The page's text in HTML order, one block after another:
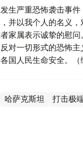
生严重恐怖袭击事
并以我个人的名义
家属表示诚挚的慰问。
对一切形式的恐怖
国人民生命安全。（
哈萨克斯坦 打击极